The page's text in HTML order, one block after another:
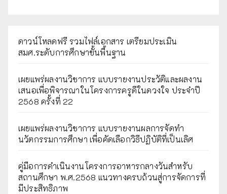
ดาวน์โหลดฟรี รวมไฟล์เอกสาร เตรียมประเมิน
สมศ.ระดับการศึกษาขั้นพื้นฐาน
เผยแพร่ผลงานวิชาการ แบบรายงานประวัติและผลงาน
เสนอเพื่อพิจารณาในโครงการครูดีในดวงใจ ประจำปี
2568 ครั้งที่ 22
เผยแพร่ผลงานวิชาการ แบบรายงานผลการจัดทำ
นวัตกรรมการศึกษา เพื่อคัดเลือกวิธีปฏิบัติที่เป็นเลิศ
คู่มือการดำเนินงานโครงการอาหารกลางวันสำหรับ
สถานศึกษา พ.ศ.2568 แนวทางครบถ้วนสู่การจัดการที่
มีประสิทธิภาพ